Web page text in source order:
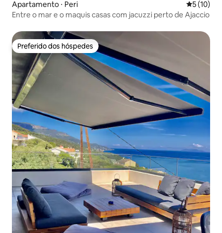
Apartamento ⋅ Peri 5 de uma
5 (10)
Entre o mar e o maquis casas com jacuzzi perto de Ajaccio
Preferido dos hóspedes
Preferido dos hóspedes